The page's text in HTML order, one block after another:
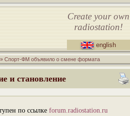
Create your own
radiostation!
english
» Спорт-ФМ объявило о смене формата
и становление
по ссылке forum.radiostation.ru